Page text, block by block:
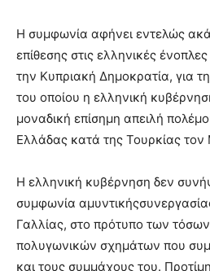
Η συμφωνία αφήνει εντελώς
επίθεσης στις ελληνικές
την Κυπριακή Δημοκρατία, για
του οποίου η ελληνική
μοναδική επίσημη απειλή
Ελλάδας κατά της Τουρκίας τον
Η ελληνική κυβέρνηση δεν
συμφωνία
Γαλλίας, στο πρότυπο των
πολυγωνικών σχημάτων που
και τους συμμάχους του.